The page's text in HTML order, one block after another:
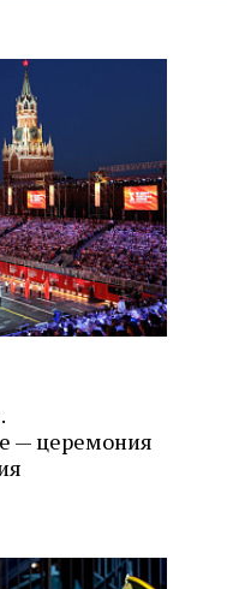
— церемония